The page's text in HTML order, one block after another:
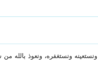
ونستغفره، ونعوذ بالله